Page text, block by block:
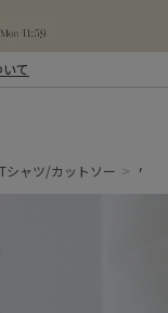
て
Tシャツ/カットソー ウ